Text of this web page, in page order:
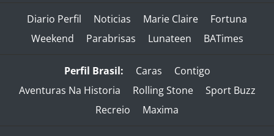
Diario Perfil Noticias Marie Claire
Fortuna
Weekend
Parabrisas Lunateen BATimes
Perfil Brasil: Caras
Contigo
Aventuras Na Historia
Rolling Stone
Sport Buzz
Recreio
Maxima